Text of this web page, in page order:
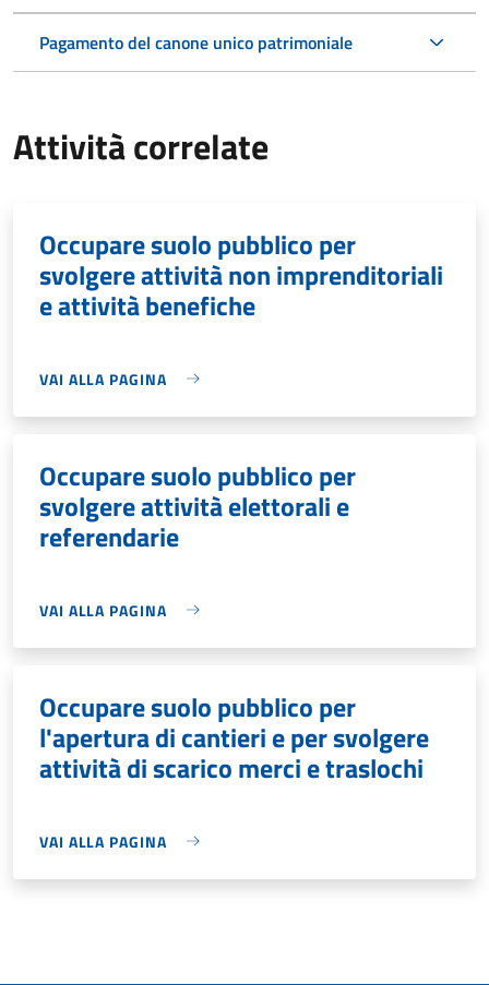
Pagamento del canone unico patrimoniale
Attività correlate
Occupare suolo pubblico per
svolgere attività non imprenditoriali
e attività benefiche
VAI ALLA PAGINA
Occupare suolo pubblico per
svolgere attività elettorali e
referendarie
VAI ALLA PAGINA
Occupare suolo pubblico per
l'apertura di cantieri e per svolgere
attività di scarico merci e traslochi
VAI ALLA PAGINA